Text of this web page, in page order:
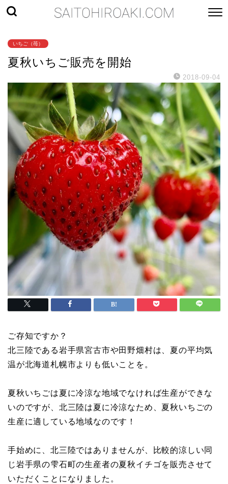
いちご（苺）
夏秋いちご販売を開始
2018-09-04
ご存知ですか？
北三陸である岩手県宮古市や田野畑村は、夏の平均気
温が北海道札幌市よりも低いことを。
夏秋いちごは夏に冷涼な地域でなければ生産ができな
いのですが、北三陸は夏に冷涼なため、夏秋いちごの
生産に適している地域なのです！
手始めに、北三陸ではありませんが、比較的涼しい同
じ岩手県の雫石町の生産者の夏秋イチゴを販売させて
いただくことになりました。